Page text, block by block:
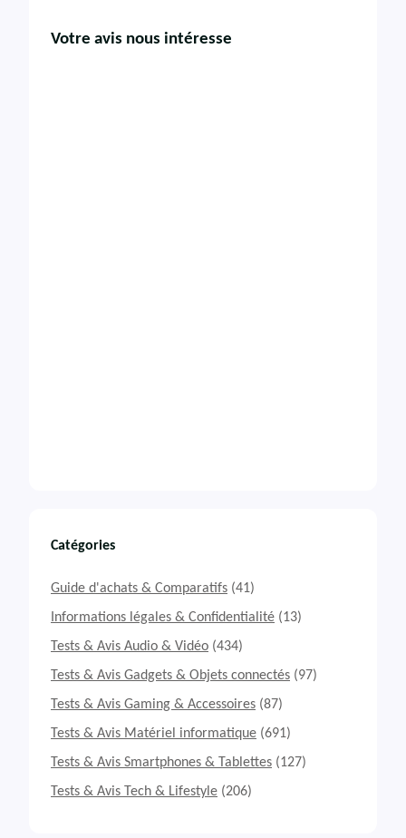
Votre avis nous intéresse
Catégories
Guide d'achats & Comparatifs (41)
Informations légales & Confidentialité (13)
Tests & Avis Audio & Vidéo (434)
Tests & Avis Gadgets & Objets connectés (97)
Tests & Avis Gaming & Accessoires (87)
Tests & Avis Matériel informatique (691)
Tests & Avis Smartphones & Tablettes (127)
Tests & Avis Tech & Lifestyle (206)